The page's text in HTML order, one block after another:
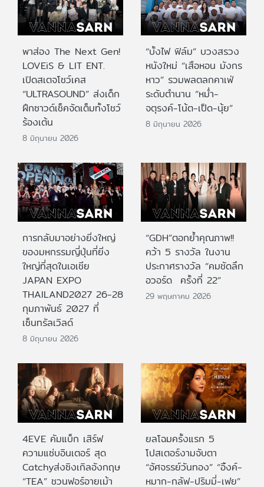
พาส่อง The Next Gen!
LOVEiS & LIT ENT.
เปิดสเตจโชว์เคส
“ULTRASOUND” ส่งเด็ก
ฝึกซาวด์เช็คจัดเต็มทั้งโชว์
ร้องเต้น
8 มิถุนายน 2026
“บั้งไฟ ฟิล์ม” บวงสรวง
หนังใหม่ “เสือหอน มังกร
หาว” รวมพลตลกคาเฟ่
ระดับตำนาน “หม่ำ-
จตุรงค์-โน้ต-เป็ด-นุ้ย”
8 มิถุนายน 2026
การกลับมาอย่างยิ่งใหญ่
ของมหกรรมญี่ปุ่นที่ยิ่ง
ใหญ่ที่สุดในเอเชีย
JAPAN EXPO
THAILAND2027 26-28
กุมภาพันธ์ 2027 ที่
เซ็นทรัลเวิลด์
8 มิถุนายน 2026
“GDH”ตอกย้ำคุณภาพ!!
คว้า 5 รางวัล ในงาน
ประกาศรางวัล “คมชัดลึก
อวอร์ด ครั้งที่ 22”
29 พฤษภาคม 2026
4EVE คัมแบ็ก เสิร์ฟ
ความแซ่บอินเตอร์ สุด
Catchyส่งซิงเกิลอังกฤษ
“TEA” ชวนฟอร์อายเม้า
ยลโฉมครั้งแรก 5
โปสเตอร์งามจับตา
“อัศจรรย์วันทอง” “อิ้งค์-
หมาก-กลัฟ-ปริมมี่-เฟย”